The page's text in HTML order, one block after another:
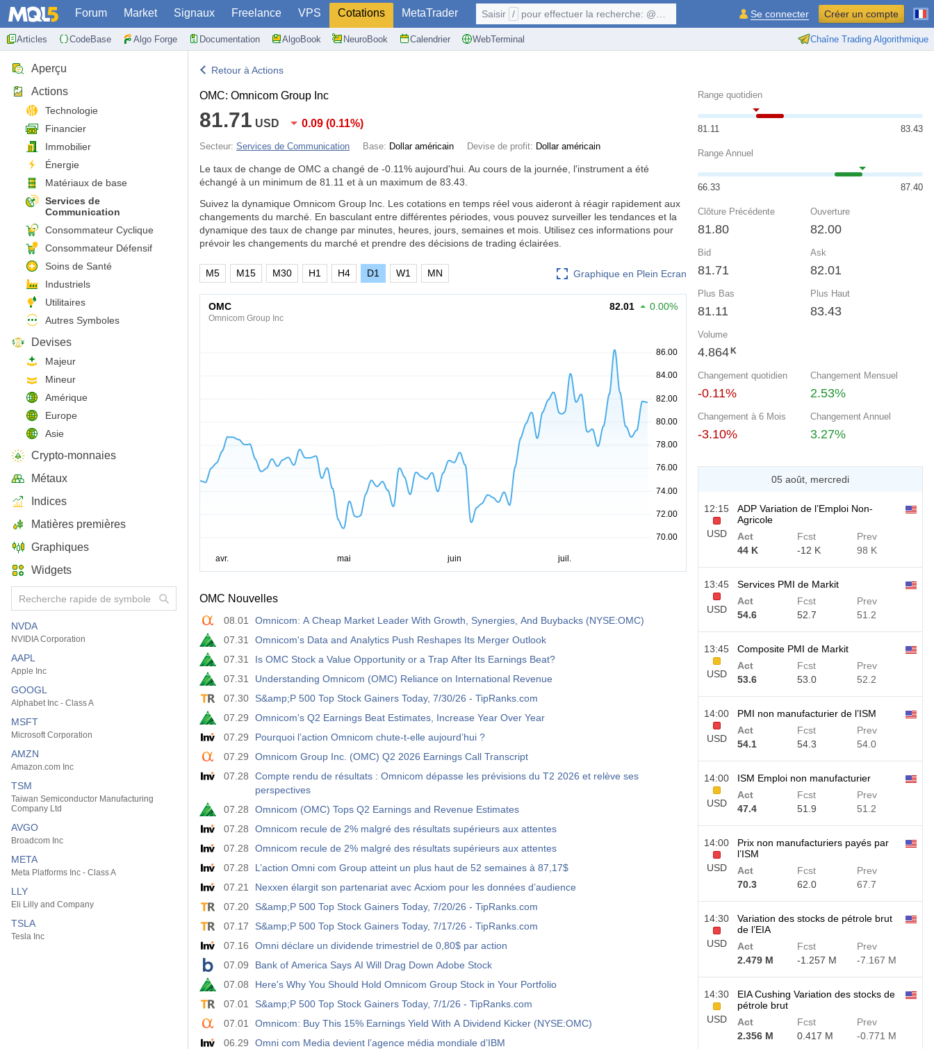
Forum Market Signaux Freelance VPS Cotations MetaTrader
Articles CodeBase Algo Forge Documentation AlgoBook NeuroBook Calendrier WebTerminal Chaîne Trading Algorithmique
Saisir / pour effectuer la recherche: @user, $symbol, ... Se connecter Créer un compte
Aperçu
Actions
Technologie
Financier
Immobilier
Énergie
Matériaux de base
Services de
Communication
Consommateur Cyclique
Consommateur Défensif
Soins de Santé
Industriels
Utilitaires
Autres Symboles
Devises
Majeur
Mineur
Amérique
Europe
Asie
Crypto-monnaies
Métaux
Indices
Matières premières
Graphiques
Widgets
NVDA
NVIDIA Corporation
AAPL
Apple Inc
GOOGL
Alphabet Inc - Class A
MSFT
Microsoft Corporation
AMZN
Amazon.com Inc
TSM
Taiwan Semiconductor Manufacturing
Company Ltd
AVGO
Broadcom Inc
META
Meta Platforms Inc - Class A
LLY
Eli Lilly and Company
TSLA
Tesla Inc
Retour à Actions
OMC: Omnicom Group Inc
81.71 USD 0.09 (0.11%)
Secteur: Services de Communication Base: Dollar américain Devise de profit: Dollar américain
Le taux de change de OMC a changé de -0.11% aujourd'hui. Au cours de la journée, l'instrument a été
échangé à un minimum de 81.11 et à un maximum de 83.43.
Suivez la dynamique Omnicom Group Inc. Les cotations en temps réel vous aideront à réagir rapidement aux
changements du marché. En basculant entre différentes périodes, vous pouvez surveiller les tendances et la
dynamique des taux de change par minutes, heures, jours, semaines et mois. Utilisez ces informations pour
prévoir les changements du marché et prendre des décisions de trading éclairées.
Graphique en Plein Ecran
M5 M15 M30 H1 H4 D1 W1 MN
OMC
Omnicom Group Inc
82.01 0.00%
OMC Nouvelles
08.01
Omnicom: A Cheap Market Leader With Growth, Synergies, And Buybacks (NYSE:OMC)
07.31
Omnicom's Data and Analytics Push Reshapes Its Merger Outlook
07.31
Is OMC Stock a Value Opportunity or a Trap After Its Earnings Beat?
07.31
Understanding Omnicom (OMC) Reliance on International Revenue
07.30
S&amp;P 500 Top Stock Gainers Today, 7/30/26 - TipRanks.com
07.29
Omnicom's Q2 Earnings Beat Estimates, Increase Year Over Year
07.29
Pourquoi l’action Omnicom chute-t-elle aujourd’hui ?
07.29
Omnicom Group Inc. (OMC) Q2 2026 Earnings Call Transcript
07.28
Compte rendu de résultats : Omnicom dépasse les prévisions du T2 2026 et relève ses
perspectives
07.28
Omnicom (OMC) Tops Q2 Earnings and Revenue Estimates
07.28
Omnicom recule de 2% malgré des résultats supérieurs aux attentes
07.28
Omnicom recule de 2% malgré des résultats supérieurs aux attentes
07.28
L’action Omni com Group atteint un plus haut de 52 semaines à 87,17$
07.21
Nexxen élargit son partenariat avec Acxiom pour les données d’audience
07.20
S&amp;P 500 Top Stock Gainers Today, 7/20/26 - TipRanks.com
07.17
S&amp;P 500 Top Stock Gainers Today, 7/17/26 - TipRanks.com
07.16
Omni déclare un dividende trimestriel de 0,80$ par action
07.09
Bank of America Says AI Will Drag Down Adobe Stock
07.08
Here's Why You Should Hold Omnicom Group Stock in Your Portfolio
07.01
S&amp;P 500 Top Stock Gainers Today, 7/1/26 - TipRanks.com
07.01
Omnicom: Buy This 15% Earnings Yield With A Dividend Kicker (NYSE:OMC)
06.29
Omni com Media devient l’agence média mondiale d’IBM
Range quotidien
81.11 83.43
Range Annuel
66.33 87.40
Clôture Précédente
81.80
Ouverture
82.00
Bid
81.71
Ask
82.01
Plus Bas
81.11
Plus Haut
83.43
Volume
4.864 K
Changement quotidien
-0.11%
Changement Mensuel
2.53%
Changement à 6 Mois
-3.10%
Changement Annuel
3.27%
05 août, mercredi
12:15
USD
ADP Variation de l’Emploi Non-
Agricole
Act
44 K
Fcst
-12 K
Prev
98 K
13:45
USD
Services PMI de Markit
Act
54.6
Fcst
52.7
Prev
51.2
13:45
USD
Composite PMI de Markit
Act
53.6
Fcst
53.0
Prev
52.2
14:00
USD
PMI non manufacturier de l’ISM
Act
54.1
Fcst
54.3
Prev
54.0
14:00
USD
ISM Emploi non manufacturier
Act
47.4
Fcst
51.9
Prev
51.2
14:00
USD
Prix non manufacturiers payés par
l’ISM
Act
70.3
Fcst
62.0
Prev
67.7
14:30
USD
Variation des stocks de pétrole brut
de l’EIA
Act
2.479 M
Fcst
-1.257 M
Prev
-7.167 M
14:30
USD
EIA Cushing Variation des stocks de
pétrole brut
Act
2.356 M
Fcst
0.417 M
Prev
-0.771 M